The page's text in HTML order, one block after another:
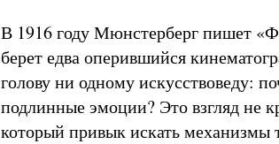
В 1916 году Мюнстерберг пишет
берет едва оперившийся
голову ни одному искусствоведу:
подлинные эмоции? Это взгляд не
который привык искать механизмы